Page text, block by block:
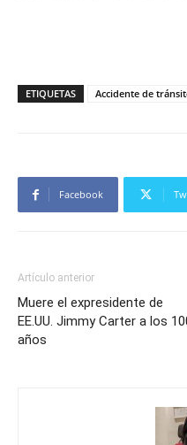
ETIQUETAS Accidente de
Facebook
Artículo anterior
Muere el expresidente de
EE.UU. Jimmy Carter a los
años